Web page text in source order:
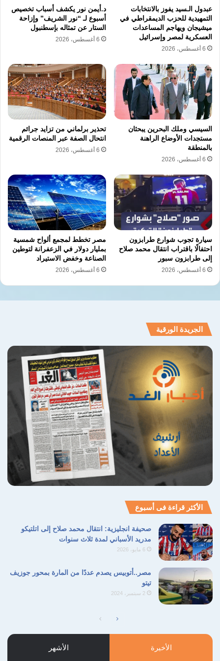
عبدول الـسيد يفوز بالانتخابات
التمهيدية للحزب الديمقراطي في
ميشيجان ويهاجم المساعدات
العسكرية لمصر وإسرائيل
6 أغسطس، 2026
د.أيمن نور يكشف أسباب تخصيص
أسبوع لـ “نور الشريف” وإزاحة
الستار عن تمثاله بإسطنبول
6 أغسطس، 2026
السيسي وملك البحرين يبحثان
مستجدات الأوضاع الراهنة
بالمنطقة
6 أغسطس، 2026
تحذير برلماني من تزايد جرائم
انتحال الصفة عبر المنصات الرقمية
6 أغسطس، 2026
سيارة تجوب شوارع طرابزون
احتفالًا باقتراب انتقال محمد صلاح
إلى طرابزون سبور
6 أغسطس، 2026
مصر تخطط لمجمع ألواح شمسية
بمليار دولار في الزعفرانة لتوطين
الصناعة وخفض الاستيراد
6 أغسطس، 2026
الجريدة الورقية
الأكثر قراءة فى أسبوع
صحيفة انجليزية: انتقال محمد صلاح إلى اتلتيكو
مدريد الأسباني لمدة ثلاث سنوات
6 مايو، 2026
مصر..أتوبيس يصدم عددًا من المارة بمحور جوزيف
تيتو
2 سبتمبر، 2024
الصفحة
السابقة
الصفحة
التالية
الأخيرة الأشهر